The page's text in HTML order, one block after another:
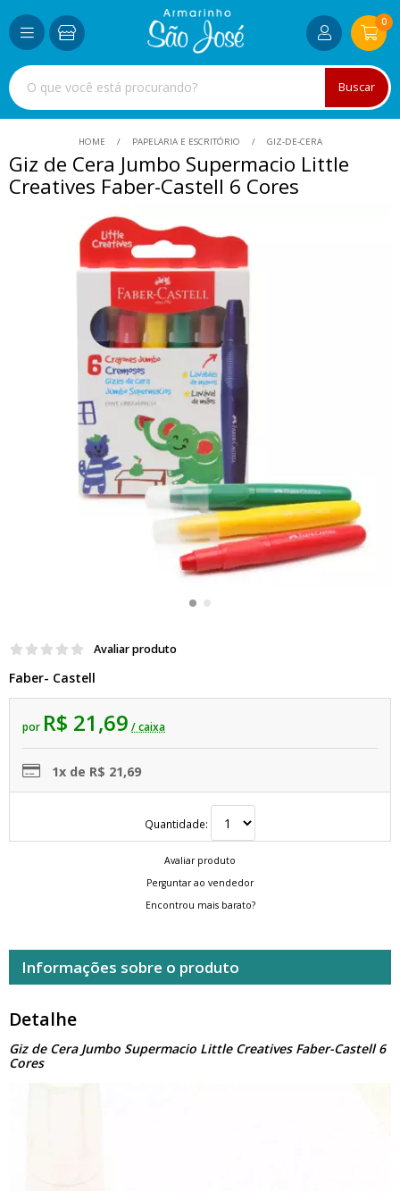
Buscar
0
HOME PAPELARIA E ESCRITÓRIO GIZ-DE-CERA
Giz de Cera Jumbo Supermacio Little
Creatives Faber-Castell 6 Cores
Avaliar produto
Faber- Castell
por R$ 21,69 / caixa
1x de R$ 21,69
Quantidade:
Avaliar produto
Perguntar ao vendedor
Encontrou mais barato?
Informações sobre o produto
Detalhe
Giz de Cera Jumbo Supermacio Little Creatives Faber-Castell 6
Cores